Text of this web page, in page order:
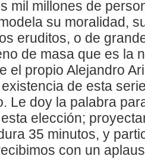
mil millones de
su moralidad,
eruditos, o de
de masa que es la
el propio Alejandro
de esta
Le doy la palabra
elección;
35 minutos, y
con un